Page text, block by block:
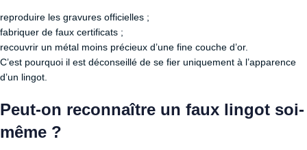
reproduire les gravures officielles ;
fabriquer de faux certificats ;
recouvrir un métal moins précieux d’une fine couche d’or.
C’est pourquoi il est déconseillé de se fier uniquement à l’apparence
d’un lingot.
Peut-on reconnaître un faux lingot soi-
même ?